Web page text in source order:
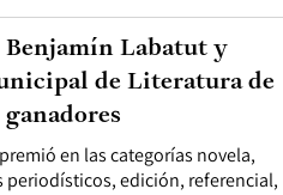
en las categorías novela,
periodísticos, edición, referencial,
Benjamín Labatut y
de Literatura de